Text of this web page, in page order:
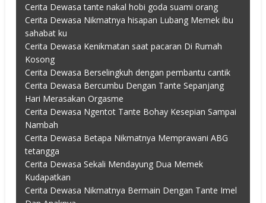
Cerita Dewasa tante nakal hobi goda suami orang
Cerita Dewasa Nikmatnya hisapan Lubang Memek ibu
sahabat ku
Cerita Dewasa Kenikmatan saat pacaran Di Rumah
Kosong
Cerita Dewasa Berselingkuh dengan pembantu cantik
Cerita Dewasa Bercumbu Dengan Tante Sepanjang
Hari Merasakan Orgasme
Cerita Dewasa Ngentot Tante Bohay Kesepian Sampai
Nambah
Cerita Dewasa Betapa Nikmatnya Memprawani ABG
tetangga
Cerita Dewasa Sekali Mendayung Dua Memek
Kudapatkan
Cerita Dewasa Nikmatnya Bermain Dengan Tante Imel